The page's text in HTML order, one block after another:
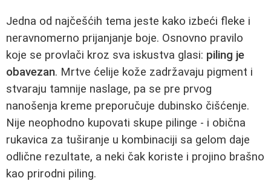
Jedna od najčešćih tema jeste kako izbeći fleke i
neravnomerno prijanjanje boje. Osnovno pravilo
koje se provlači kroz sva iskustva glasi: piling je
obavezan. Mrtve ćelije kože zadržavaju pigment i
stvaraju tamnije naslage, pa se pre prvog
nanošenja kreme preporučuje dubinsko čišćenje.
Nije neophodno kupovati skupe pilinge - i obična
rukavica za tuširanje u kombinaciji sa gelom daje
odlične rezultate, a neki čak koriste i projino brašno
kao prirodni piling.